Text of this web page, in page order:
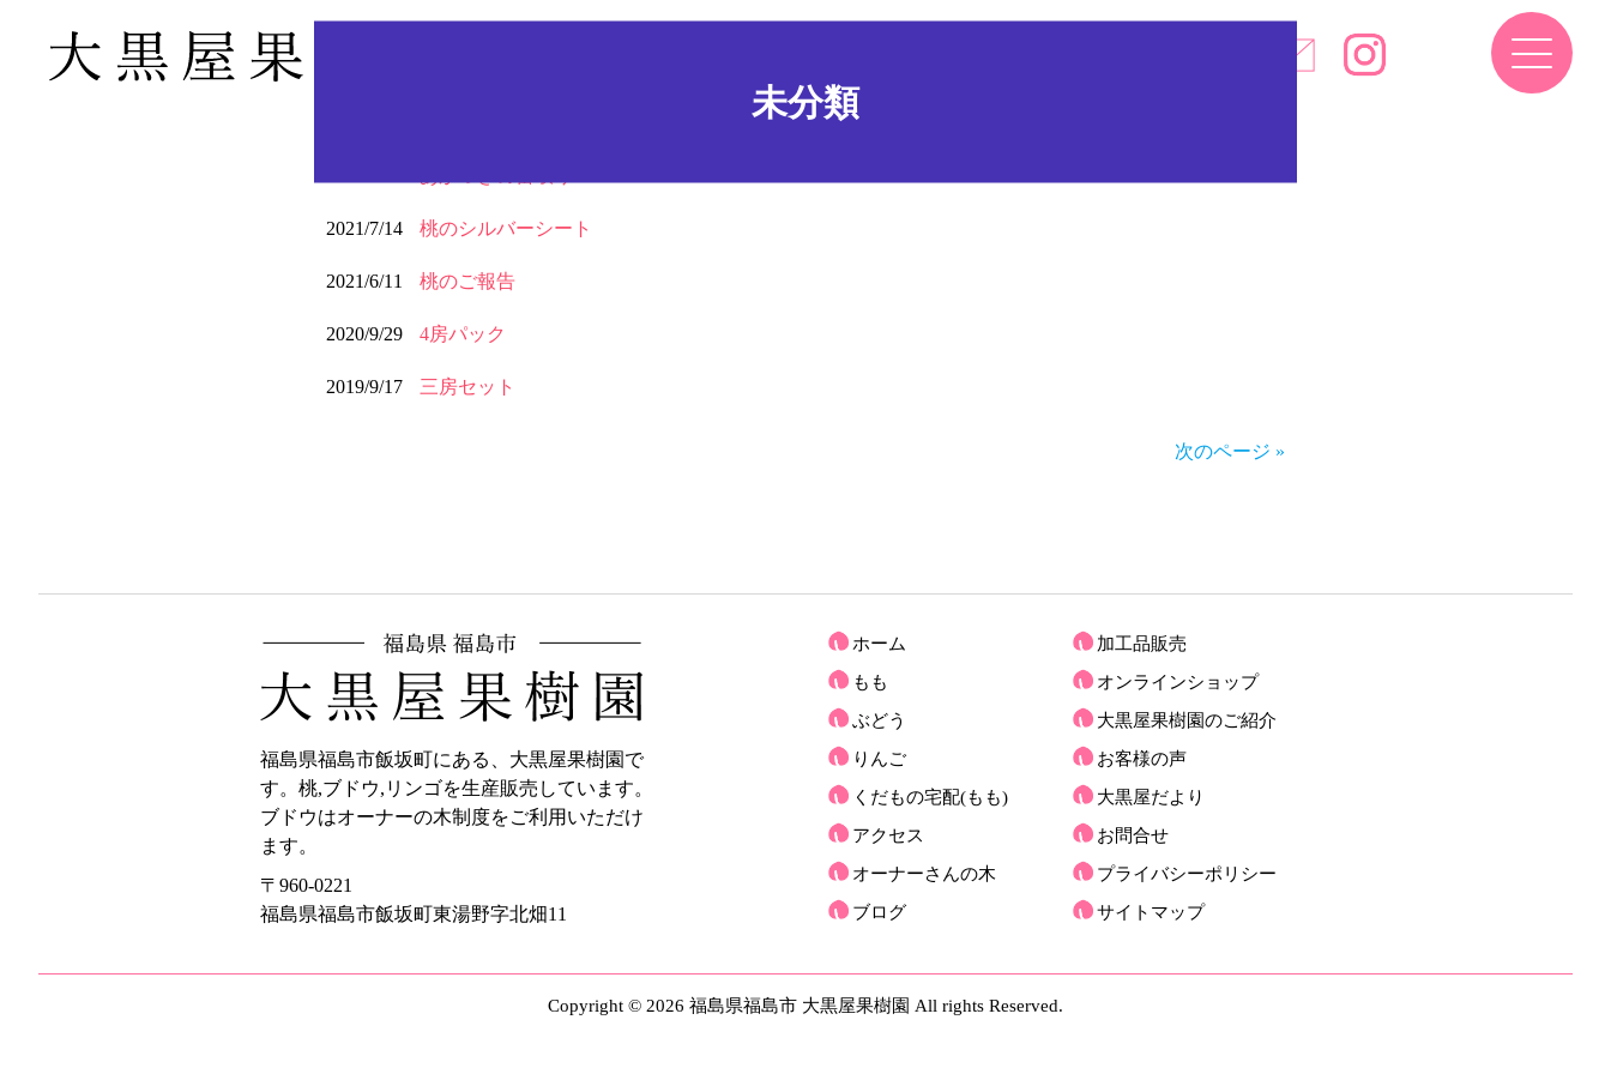
未分類
2021/7/14 桃のシルバーシート
2021/6/11 桃のご報告
2020/9/29 4房パック
2019/9/17 三房セット
次のページ »
福島県福島市飯坂町にある、大黒屋果樹園で
す。桃,ブドウ,リンゴを生産販売しています。
ブドウはオーナーの木制度をご利用いただけ
ます。
〒960-0221
福島県福島市飯坂町東湯野字北畑11
ホーム
もも
ぶどう
りんご
くだもの宅配(もも)
アクセス
オーナーさんの木
ブログ
加工品販売
オンラインショップ
大黒屋果樹園のご紹介
お客様の声
大黒屋だより
お問合せ
プライバシーポリシー
サイトマップ
Copyright © 2026 福島県福島市 大黒屋果樹園 All rights Reserved.